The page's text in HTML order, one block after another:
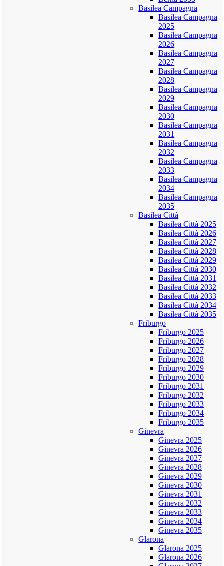
Basilea Campagna
Basilea Campagna
2025
Basilea Campagna
2026
Basilea Campagna
2027
Basilea Campagna
2028
Basilea Campagna
2029
Basilea Campagna
2030
Basilea Campagna
2031
Basilea Campagna
2032
Basilea Campagna
2033
Basilea Campagna
2034
Basilea Campagna
2035
Basilea Città
Basilea Città 2025
Basilea Città 2026
Basilea Città 2027
Basilea Città 2028
Basilea Città 2029
Basilea Città 2030
Basilea Città 2031
Basilea Città 2032
Basilea Città 2033
Basilea Città 2034
Basilea Città 2035
Friburgo
Friburgo 2025
Friburgo 2026
Friburgo 2027
Friburgo 2028
Friburgo 2029
Friburgo 2030
Friburgo 2031
Friburgo 2032
Friburgo 2033
Friburgo 2034
Friburgo 2035
Ginevra
Ginevra 2025
Ginevra 2026
Ginevra 2027
Ginevra 2028
Ginevra 2029
Ginevra 2030
Ginevra 2031
Ginevra 2032
Ginevra 2033
Ginevra 2034
Ginevra 2035
Glarona
Glarona 2025
Glarona 2026